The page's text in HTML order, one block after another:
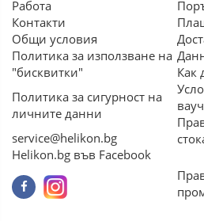
Работа
Контакти
Общи условия
Политика за използване на
"бисквитки"
Политика за сигурност на
личните данни
service@helikon.bg
Helikon.bg във Facebook
Как